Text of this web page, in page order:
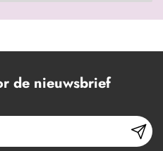
de nieuwsbrief